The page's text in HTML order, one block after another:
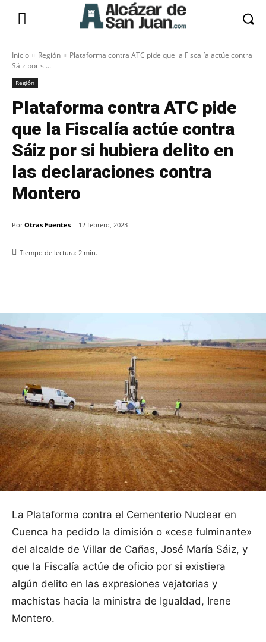
Inicio Región
Plataforma contra ATC pide que la Fiscalía actúe contra
Sáiz por si...
Región
Plataforma contra ATC pide
que la Fiscalía actúe contra
Sáiz por si hubiera delito en
las declaraciones contra
Montero
Por Otras Fuentes 12 febrero, 2023
Tiempo de lectura: 2 min.
La Plataforma contra el Cementerio Nuclear en
Cuenca ha pedido la dimisión o «cese fulminante»
del alcalde de Villar de Cañas, José María Sáiz, y
que la Fiscalía actúe de oficio por si existiera
algún delito en las expresiones vejatorias y
machistas hacia la ministra de Igualdad, Irene
Montero.